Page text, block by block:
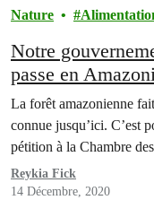
Nature
Notre
passe en
La forêt amazonienne
connue jusqu’ici. C’est
pétition à la Chambre
Reykia Fick
14 Décembre, 2020